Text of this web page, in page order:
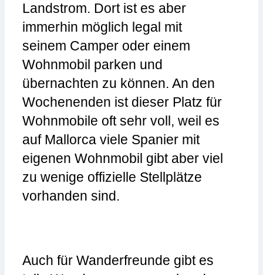
Landstrom. Dort ist es aber
immerhin möglich legal mit
seinem Camper oder einem
Wohnmobil parken und
übernachten zu können. An den
Wochenenden ist dieser Platz für
Wohnmobile oft sehr voll, weil es
auf Mallorca viele Spanier mit
eigenen Wohnmobil gibt aber viel
zu wenige offizielle Stellplätze
vorhanden sind.
Auch für Wanderfreunde gibt es